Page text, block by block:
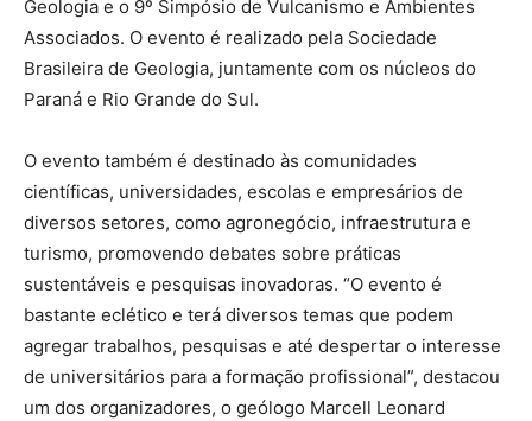
Geologia e o 9º Simpósio de Vulcanismo e Ambientes
Associados. O evento é realizado pela Sociedade
Brasileira de Geologia, juntamente com os núcleos do
Paraná e Rio Grande do Sul.
O evento também é destinado às comunidades
científicas, universidades, escolas e empresários de
diversos setores, como agronegócio, infraestrutura e
turismo, promovendo debates sobre práticas
sustentáveis e pesquisas inovadoras. “O evento é
bastante eclético e terá diversos temas que podem
agregar trabalhos, pesquisas e até despertar o interesse
de universitários para a formação profissional”, destacou
um dos organizadores, o geólogo Marcell Leonard